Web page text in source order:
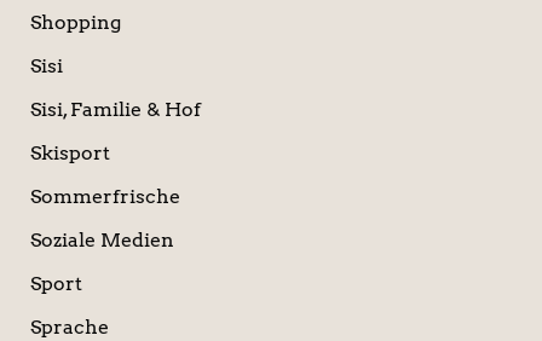
Shopping
Sisi
Sisi, Familie & Hof
Skisport
Sommerfrische
Soziale Medien
Sport
Sprache